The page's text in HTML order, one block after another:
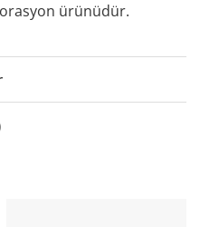
ürünüdür.